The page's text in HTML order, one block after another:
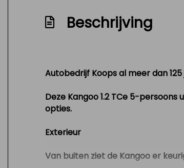
Beschrijving
Autobedrijf Koops al meer dan
Deze Kangoo 1.2 TCe 5-
opties.
Exterieur
Van buiten ziet de Kangoo er